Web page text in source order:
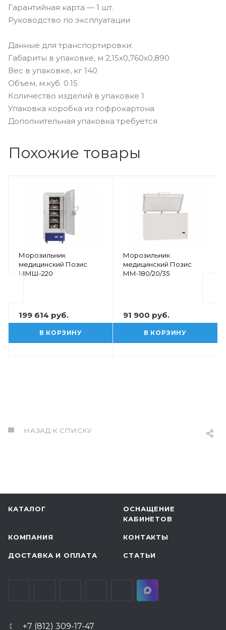
Гарантийная карта — 1 шт.
Руководство по эксплуатации
Данные для транспортировки:
Габариты в упаковке, м 2,15х0,760х0,890
Вес в упаковке, кг 140
Объем, м.куб. 0.15
Количество изделий в упаковке 1
Упаковка коробка из гофрокартона
Дополнительная упаковка требуется
Похожие товары
Морозильник
медицинский Позис
ММШ-220
199 614 руб.
В КОРЗИНУ
Морозильник
медицинский Позис
ММ-180/20/35
91 900 руб.
В КОРЗИНУ
НАЗАД К СПИСКУ
КАТАЛОГ
ОСНАЩЕНИЕ
КАБИНЕТОВ
КОМПАНИЯ КОНТАКТЫ
ДОСТАВКА И ОПЛАТА СТАТЬИ
+7 (812) 309-17-47